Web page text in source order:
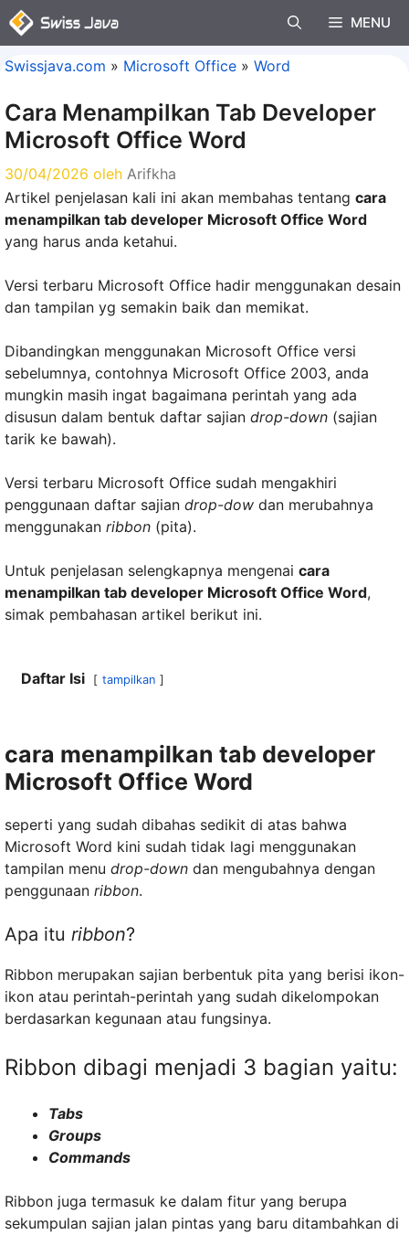
Langsung
ke
MENU
Swissjava.com » Microsoft Office » Word
Cara Menampilkan Tab Developer
Microsoft Office Word
30/04/2026 oleh Arifkha
Artikel penjelasan kali ini akan membahas tentang cara
menampilkan tab developer Microsoft Office Word
yang harus anda ketahui.
Versi terbaru Microsoft Office hadir menggunakan desain
dan tampilan yg semakin baik dan memikat.
Dibandingkan menggunakan Microsoft Office versi
sebelumnya, contohnya Microsoft Office 2003, anda
mungkin masih ingat bagaimana perintah yang ada
disusun dalam bentuk daftar sajian drop-down (sajian
tarik ke bawah).
Versi terbaru Microsoft Office sudah mengakhiri
penggunaan daftar sajian drop-dow dan merubahnya
menggunakan ribbon (pita).
Untuk penjelasan selengkapnya mengenai cara
menampilkan tab developer Microsoft Office Word,
simak pembahasan artikel berikut ini.
Daftar Isi tampilkan
cara menampilkan tab developer
Microsoft Office Word
seperti yang sudah dibahas sedikit di atas bahwa
Microsoft Word kini sudah tidak lagi menggunakan
tampilan menu drop-down dan mengubahnya dengan
penggunaan ribbon.
Apa itu ribbon?
Ribbon merupakan sajian berbentuk pita yang berisi ikon-
ikon atau perintah-perintah yang sudah dikelompokan
berdasarkan kegunaan atau fungsinya.
Ribbon dibagi menjadi 3 bagian yaitu:
Tabs
Groups
Commands
Ribbon juga termasuk ke dalam fitur yang berupa
sekumpulan sajian jalan pintas yang baru ditambahkan di